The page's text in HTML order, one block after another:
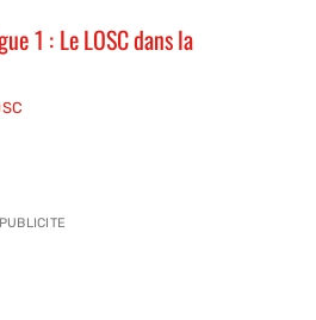
1 : Le LOSC dans la
PUBLICITE